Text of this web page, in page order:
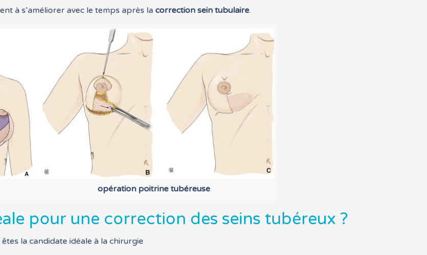
à s’améliorer avec le temps après lacorrection sein tubulaire.
poitrine tubéreuse
pour une correction des seins tubéreux ?
la candidate idéale à la chirurgie